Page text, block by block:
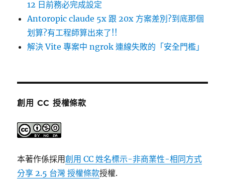
12 日前務必完成設定
Antoropic claude 5x 跟 20x 方案差別?到底那個
划算?有工程師算出來了!!
解決 Vite 專案中 ngrok 連線失敗的「安全門檻」
創用 CC 授權條款
本著作係採用創用 CC 姓名標示-非商業性-相同方式
分享 2.5 台灣 授權條款授權.